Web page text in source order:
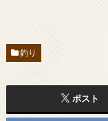
釣り
ポスト